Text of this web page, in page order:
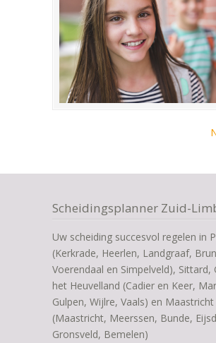
Scheidingsplanner Zuid-
Uw scheiding succesvol regelen in
(Kerkrade, Heerlen, Landgraaf,
Voerendaal en Simpelveld), Sittard,
het Heuvelland (Cadier en Keer,
Gulpen, Wijlre, Vaals) en Maastricht
(Maastricht, Meerssen, Bunde,
Gronsveld, Bemelen)